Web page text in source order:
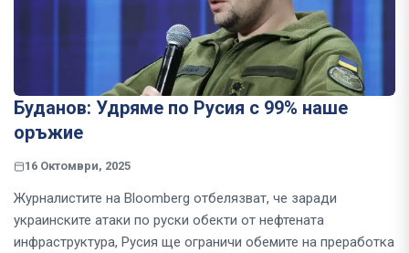
Буданов: Удряме по Русия с 99% наше
оръжие
16 Октомври, 2025
Журналистите на Bloomberg отбелязват, че заради
украинските атаки по руски обекти от нефтената
инфраструктура, Русия ще ограничи обемите на преработка